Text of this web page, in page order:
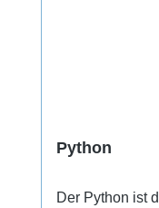
Python
Der Python ist